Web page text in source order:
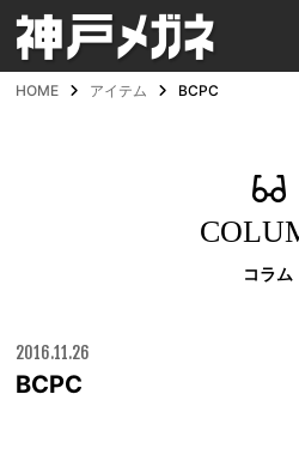
HOME アイテム BCPC
コラム
2016.11.26
BCPC